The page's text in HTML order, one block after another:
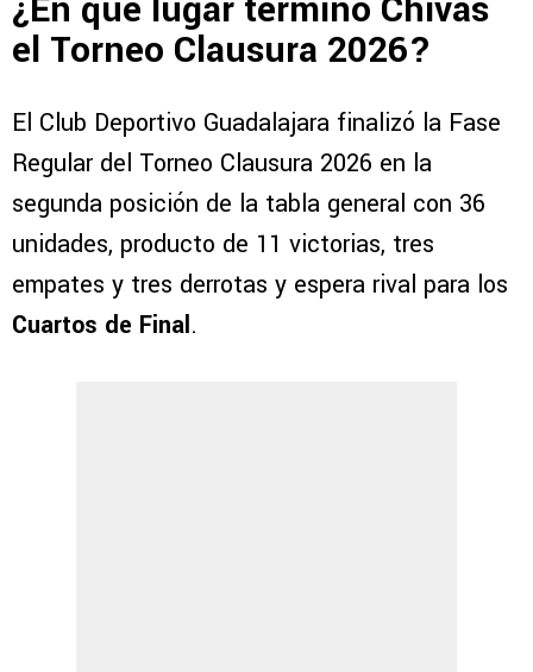
el Torneo Clausura 2026?
El Club Deportivo Guadalajara finalizó la Fase
Regular del Torneo Clausura 2026 en la
segunda posición de la tabla general con 36
unidades, producto de 11 victorias, tres
empates y tres derrotas y espera rival para los
Cuartos de Final.